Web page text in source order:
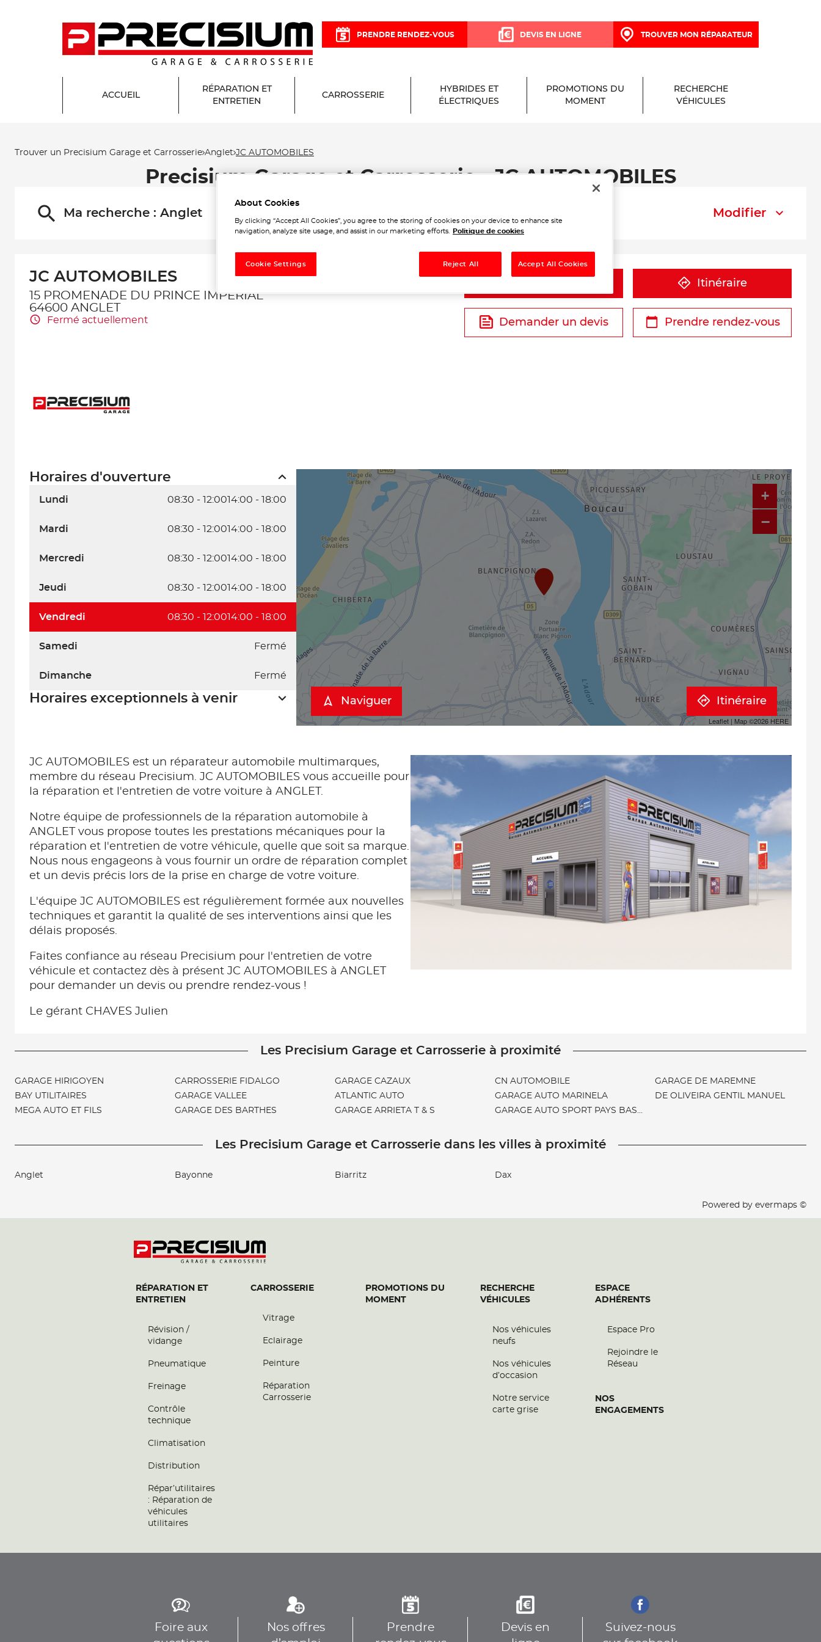
PRENDRE RENDEZ-VOUS DEVIS EN LIGNE TROUVER MON RÉPARATEUR
ACCUEIL
RÉPARATION ET
ENTRETIEN
CARROSSERIE
HYBRIDES ET
ÉLECTRIQUES
PROMOTIONS DU
MOMENT
RECHERCHE
VÉHICULES
Trouver un Precisium Garage et Carrosserie Anglet JC AUTOMOBILES
Precisium Garage et Carrosserie - JC AUTOMOBILES
Ma recherche : Anglet Modifier
JC AUTOMOBILES
15 PROMENADE DU PRINCE IMPERIAL
64600 ANGLET
Fermé actuellement
Itinéraire
Demander un devis Prendre rendez-vous
Horaires d'ouverture
Lundi 08:30 - 12:0014:00 - 18:00
Mardi 08:30 - 12:0014:00 - 18:00
Mercredi 08:30 - 12:0014:00 - 18:00
Jeudi 08:30 - 12:0014:00 - 18:00
Vendredi 08:30 - 12:0014:00 - 18:00
Samedi Fermé
Dimanche Fermé
Horaires exceptionnels à venir
+
−
Leaflet | Map ©2026 HERE
Naviguer Itinéraire
JC AUTOMOBILES est un réparateur automobile multimarques,
membre du réseau Precisium. JC AUTOMOBILES vous accueille pour
la réparation et l'entretien de votre voiture à ANGLET.
Notre équipe de professionnels de la réparation automobile à
ANGLET vous propose toutes les prestations mécaniques pour la
réparation et l'entretien de votre véhicule, quelle que soit sa marque.
Nous nous engageons à vous fournir un ordre de réparation complet
et un devis précis lors de la prise en charge de votre voiture.
L'équipe JC AUTOMOBILES est régulièrement formée aux nouvelles
techniques et garantit la qualité de ses interventions ainsi que les
délais proposés.
Faites confiance au réseau Precisium pour l'entretien de votre
véhicule et contactez dès à présent JC AUTOMOBILES à ANGLET
pour demander un devis ou prendre rendez-vous !
Le gérant CHAVES Julien
Les Precisium Garage et Carrosserie à proximité
GARAGE HIRIGOYEN
BAY UTILITAIRES
MEGA AUTO ET FILS
CARROSSERIE FIDALGO
GARAGE VALLEE
GARAGE DES BARTHES
GARAGE CAZAUX
ATLANTIC AUTO
GARAGE ARRIETA T & S
CN AUTOMOBILE
GARAGE AUTO MARINELA
GARAGE AUTO SPORT PAYS BASQUE
GARAGE DE MAREMNE
DE OLIVEIRA GENTIL MANUEL
Les Precisium Garage et Carrosserie dans les villes à proximité
Anglet Bayonne Biarritz Dax
Powered by evermaps ©
RÉPARATION ET
ENTRETIEN
Révision /
vidange
Pneumatique
Freinage
Contrôle
technique
Climatisation
Distribution
Répar’utilitaires
: Réparation de
véhicules
utilitaires
CARROSSERIE
Vitrage
Eclairage
Peinture
Réparation
Carrosserie
PROMOTIONS DU
MOMENT
RECHERCHE
VÉHICULES
Nos véhicules
neufs
Nos véhicules
d’occasion
Notre service
carte grise
ESPACE
ADHÉRENTS
Espace Pro
Rejoindre le
Réseau
NOS
ENGAGEMENTS
Foire aux
Nos offres
Prendre
Devis en
Suivez-nous
About Cookies
By clicking “Accept All Cookies”, you agree to the storing of cookies on your device to enhance site
navigation, analyze site usage, and assist in our marketing efforts.
Politique de cookies
Reject All Accept All Cookies
Cookie Settings